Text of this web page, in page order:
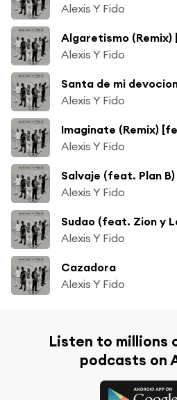
Alexis Y Fido
Alexis Y Fido
Santa de mi
Alexis Y Fido
Imaginate (Remix)
Alexis Y Fido
Salvaje (feat. Plan B)
Alexis Y Fido
Sudao (feat. Zion y
Alexis Y Fido
Cazadora
Alexis Y Fido
Listen to millions
podcasts on